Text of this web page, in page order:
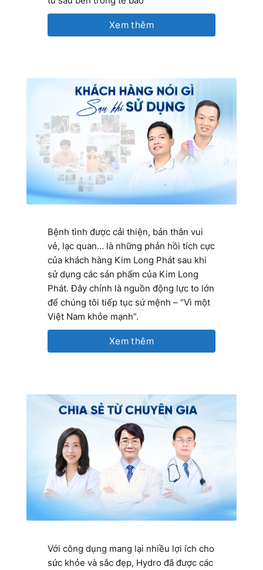
Xem thêm
Bệnh tình được cải thiện, bản thân vui
vẻ, lạc quan… là những phản hồi tích cực
của khách hàng Kim Long Phát sau khi
sử dụng các sản phẩm của Kim Long
Phát. Đây chính là nguồn động lực to lớn
để chúng tôi tiếp tục sứ mệnh – “Vì một
Việt Nam khỏe mạnh”.
Xem thêm
Với công dụng mang lại nhiều lợi ích cho
sức khỏe và sắc đẹp, Hydro đã được các